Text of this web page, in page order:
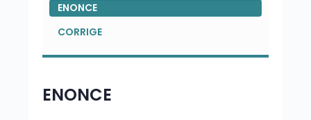
ENONCE
CORRIGE
ENONCE